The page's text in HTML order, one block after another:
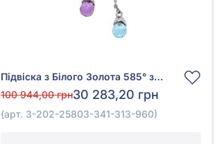
Підвіска з Білого Золота 585° з Діамантом 0,24ct, Блакитним Топазом Swiss Blue 1,1ct та Бузковим Аметистом 0,93ct, арт. 3-202-25803-341-313-960
100 944,00 грн30 283,20 грн
(арт. 3-202-25803-341-313-960)